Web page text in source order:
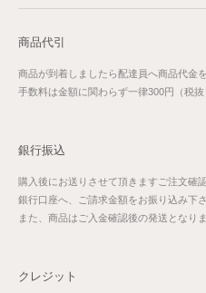
商品代引
商品が到着しましたら配達員へ商品代金
手数料は金額に関わらず一律300円（税抜
銀行振込
購入後にお送りさせて頂きますご注文確
銀行口座へ、ご請求金額をお振り込み下さ
また、商品はご入金確認後の発送となり
クレジット